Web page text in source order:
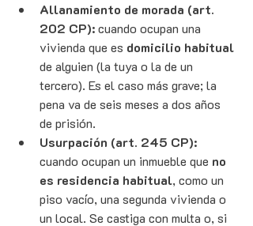
Allanamiento de morada (art.
202 CP): cuando ocupan una
vivienda que es domicilio habitual
de alguien (la tuya o la de un
tercero). Es el caso más grave; la
pena va de seis meses a dos años
de prisión.
Usurpación (art. 245 CP):
cuando ocupan un inmueble que no
es residencia habitual, como un
piso vacío, una segunda vivienda o
un local. Se castiga con multa o, si